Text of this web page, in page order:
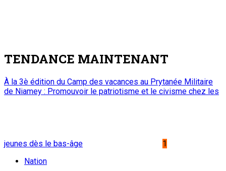
TENDANCE MAINTENANT
À la 3è édition du Camp des vacances au Prytanée Militaire
de Niamey : Promouvoir le patriotisme et le civisme chez les
jeunes dès le bas-âge
1
Nation